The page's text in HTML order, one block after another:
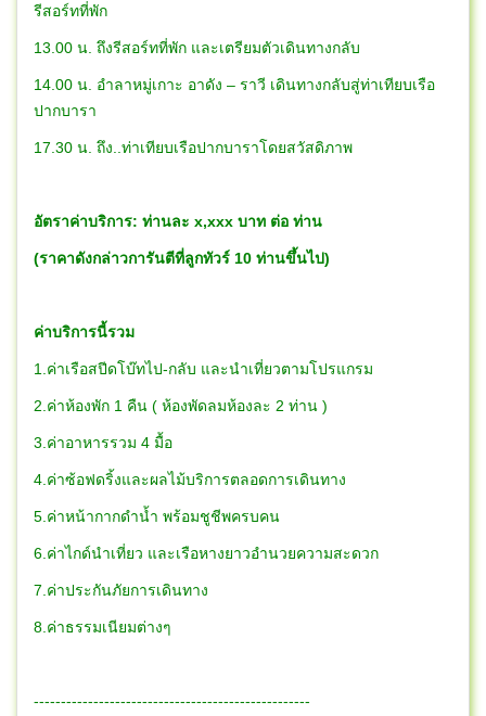
รีสอร์ทที่พัก
13.00 น. ถึงรีสอร์ทที่พัก และเตรียมตัวเดินทางกลับ
14.00 น. อำลาหมู่เกาะ อาดัง – ราวี เดินทางกลับสู่ท่าเทียบเรือ
ปากบารา
17.30 น. ถึง..ท่าเทียบเรือปากบาราโดยสวัสดิภาพ
อัตราค่าบริการ: ท่านละ x,xxx บาท ต่อ ท่าน
(ราคาดังกล่าวการันตีที่ลูกทัวร์ 10 ท่านขึ้นไป)
ค่าบริการนี้รวม
1.ค่าเรือสปีดโบ๊ทไป-กลับ และนำเที่ยวตามโปรแกรม
2.ค่าห้องพัก 1 คืน ( ห้องพัดลมห้องละ 2 ท่าน )
3.ค่าอาหารรวม 4 มื้อ
4.ค่าซ้อฟดริ้งและผลไม้บริการตลอดการเดินทาง
5.ค่าหน้ากากดำน้ำ พร้อมชูชีพครบคน
6.ค่าไกด์นำเที่ยว และเรือหางยาวอำนวยความสะดวก
7.ค่าประกันภัยการเดินทาง
8.ค่าธรรมเนียมต่างๆ
---------------------------------------------------